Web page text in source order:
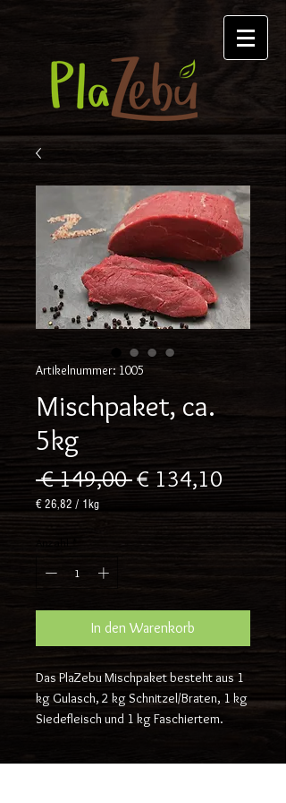
Artikelnummer: 1005
Mischpaket, ca.
5kg
€ 149,00 Standardpreis
€ 134,10Sale-
Preis
€ 26,82 / 1kg
€ 26,82
Kilogramm
Anzahl
In den Warenkorb
Das PlaZebu Mischpaket besteht aus 1
kg Gulasch, 2 kg Schnitzel/Braten, 1 kg
Siedefleisch und 1 kg Faschiertem.